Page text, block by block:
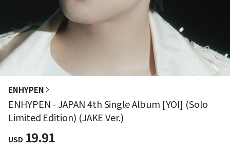
ENHYPEN
ENHYPEN - JAPAN 4th Single Album [YOI] (Solo
Limited Edition) (JAKE Ver.)
USD 19.91